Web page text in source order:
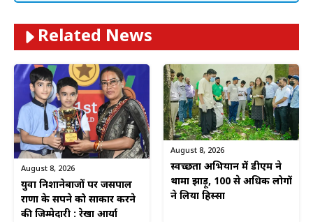
Related News
August 8, 2026
युवा निशानेबाजों पर जसपाल
राणा के सपने को साकार करने
की जिम्मेदारी : रेखा आर्या
August 8, 2026
स्वच्छता अभियान में डीएम ने
थामा झाड़ू, 100 से अधिक लोगों
ने लिया हिस्सा